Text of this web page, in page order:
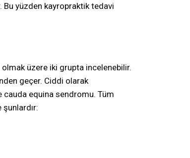
Bu yüzden kayropraktik tedavi
üzere iki grupta incelenebilir.
geçer. Ciddi olarak
cauda equina sendromu. Tüm